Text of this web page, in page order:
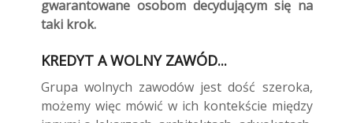
gwarantowane osobom decydującym się na
taki krok.
KREDYT A WOLNY ZAWÓD...
Grupa wolnych zawodów jest dość szeroka,
możemy więc mówić w ich kontekście między